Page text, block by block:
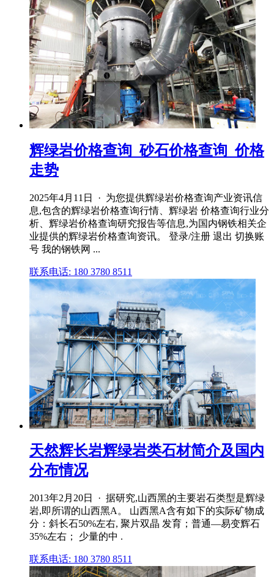
辉绿岩价格查询_砂石价格查询_价格
走势
2025年4月11日 · 为您提供辉绿岩价格查询产业资讯信
息,包含的辉绿岩价格查询行情、辉绿岩 价格查询行业分
析、辉绿岩价格查询研究报告等信息,为国内钢铁相关企
业提供的辉绿岩价格查询资讯。 登录/注册 退出 切换账
号 我的钢铁网 ...
联系电话: 180 3780 8511
天然辉长岩辉绿岩类石材简介及国内
分布情况
2013年2月20日 · 据研究,山西黑的主要岩石类型是辉绿
岩,即所谓的山西黑A。 山西黑A含有如下的实际矿物成
分：斜长石50%左右, 聚片双晶 发育；普通—易变辉石
35%左右； 少量的中 .
联系电话: 180 3780 8511